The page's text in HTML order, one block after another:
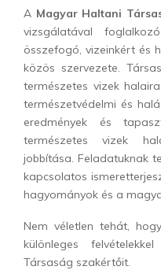
A Magyar Haltani
vizsgálatával
összefogó, vizeinkért és
közös szervezete.
természetes vizek
természetvédelmi és
eredmények és
természetes vizek
jobbítása. Feladatuknak
kapcsolatos
hagyományok és a
Nem véletlen tehát,
különleges
Társaság szakértőit.